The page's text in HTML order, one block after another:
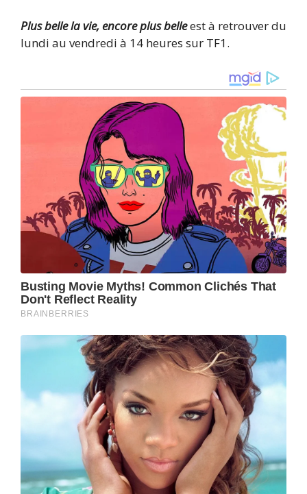
Plus belle la vie, encore plus belleest à retrouver du
lundi au vendredi à 14 heures sur TF1.